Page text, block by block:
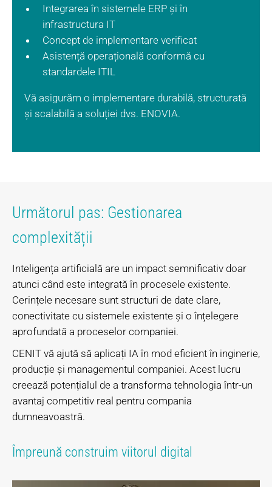
Integrarea în sistemele ERP și în
infrastructura IT
Concept de implementare verificat
Asistență operațională conformă cu
standardele ITIL
Vă asigurăm o implementare durabilă, structurată
și scalabilă a soluției dvs. ENOVIA.
Următorul pas: Gestionarea
complexității
Inteligența artificială are un impact semnificativ doar
atunci când este integrată în procesele existente.
Cerințele necesare sunt structuri de date clare,
conectivitate cu sistemele existente și o înțelegere
aprofundată a proceselor companiei.
CENIT vă ajută să aplicați IA în mod eficient în inginerie,
producție și managementul companiei. Acest lucru
creează potențialul de a transforma tehnologia într-un
avantaj competitiv real pentru compania
dumneavoastră.
Împreună construim viitorul digital